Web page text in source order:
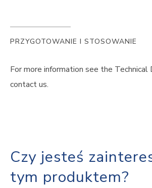
PRZYGOTOWANIE I STOSOWANIE
For more information see the
contact us.
Czy jesteś
tym produktem?